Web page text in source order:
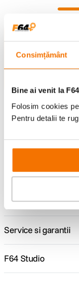
Consimțământ
Bine ai venit la
Folosim cookies
Pentru detalii te
ghiduri
pentru
Consultanta
Comenzi si livrare
Suport
Service si garantii
F64 Studio